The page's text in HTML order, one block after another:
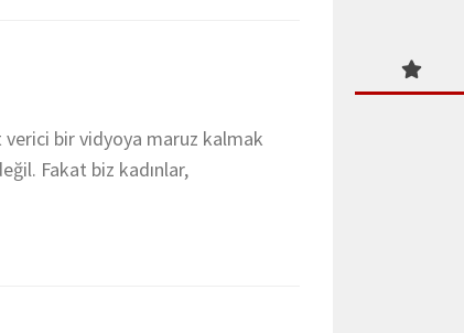
bir vidyoya maruz kalmak
Fakat biz kadınlar,